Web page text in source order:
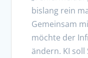
bislang rein
Gemeinsam
möchte der
ändern. KI